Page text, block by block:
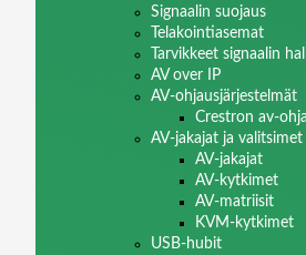
Signaalin suojaus
Telakointiasemat
Tarvikkeet signaalin
AV over IP
AV-ohjausjärjestelmät
Crestron av-
AV-jakajat ja valitsimet
AV-jakajat
AV-kytkimet
AV-matriisit
KVM-kytkimet
USB-hubit